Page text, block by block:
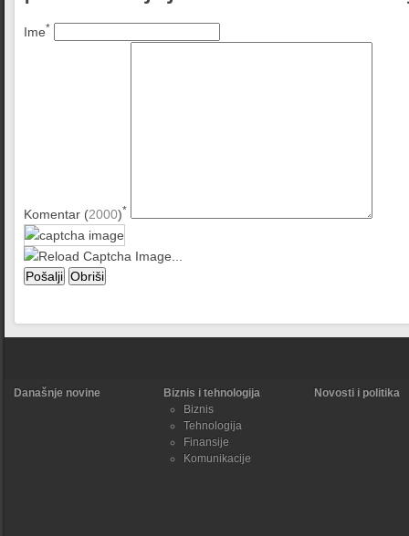
Ime*
Komentar (2000)*
Današnje novine
Biznis i tehnologija
Biznis
Tehnologija
Finansije
Komunikacije
Novosti i politika